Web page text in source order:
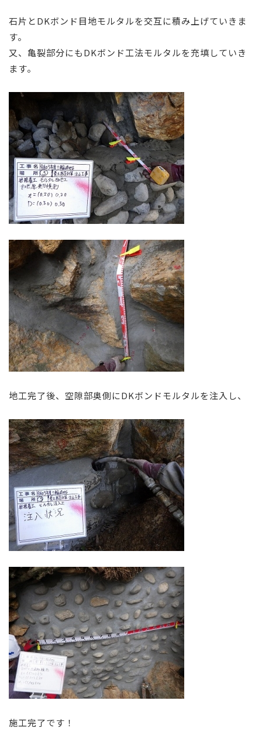
石片とDKボンド目地モルタルを交互に積み上げていきま
す。
又、亀裂部分にもDKボンド工法モルタルを充填していき
ます。
地工完了後、空隙部奥側にDKボンドモルタルを注入し、
施工完了です！